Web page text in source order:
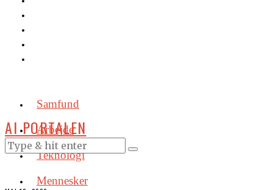
Samfund
Arbejde
Teknologi
Mennesker
AI PORTALEN